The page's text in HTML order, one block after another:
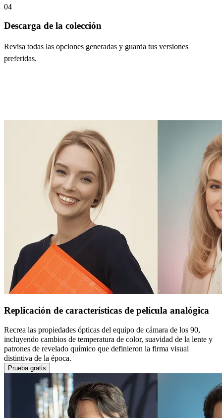
04
Descarga de la colección
Revisa todas las opciones generadas y guarda tus versiones
preferidas.
Replicación de características de película analógica
Recrea las propiedades ópticas del equipo de cámara de los 90,
incluyendo cambios de temperatura de color, suavidad de la lente y
patrones de revelado químico que definieron la firma visual
distintiva de la época.
Prueba gratis